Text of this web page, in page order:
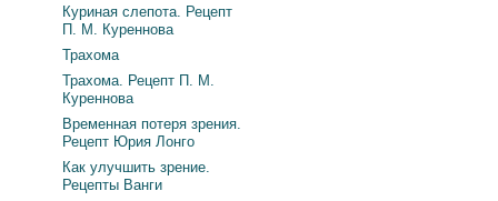
Куриная слепота. Рецепт
П. М. Куреннова
Трахома
Трахома. Рецепт П. М.
Куреннова
Временная потеря зрения.
Рецепт Юрия Лонго
Как улучшить зрение.
Рецепты Ванги